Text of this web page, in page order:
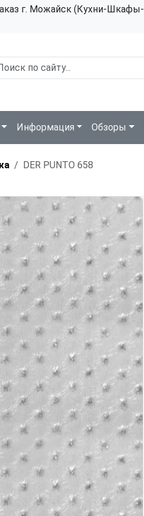
г. Можайск (Кухни-Шкафы-
Информация Обзоры
DER PUNTO 658